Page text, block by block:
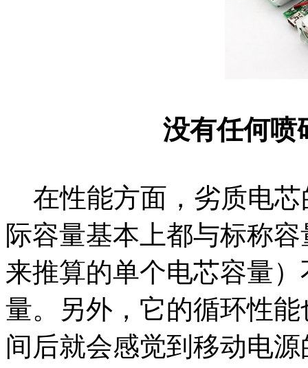
没有任何喷
在性能方面，劣质电
际容量基本上都与标称
来推算的单个电芯容量
量。另外，它的循环性
间后就会感觉到移动电